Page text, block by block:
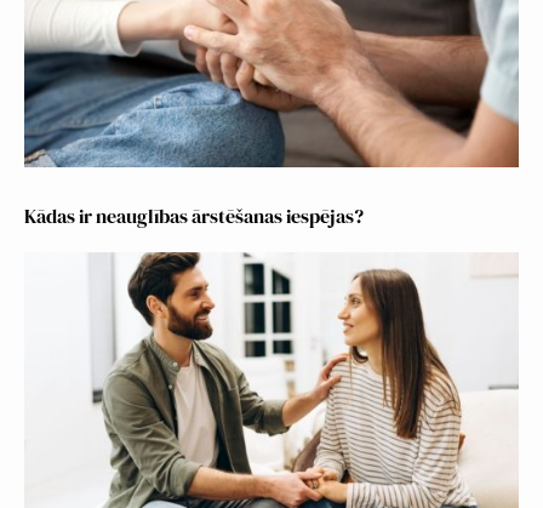
Kādas ir neauglības ārstēšanas iespējas?